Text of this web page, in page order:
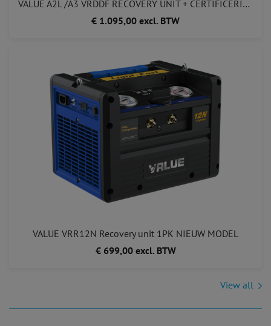
VALUE A2L /A3 VRDDF RECOVERY UNIT + CERTIFICERING BRANDBARE GASSEN + ATEX ! 1095,00
€ 1.095,00 excl. BTW
VALUE VRR12N Recovery unit 1PK NIEUW MODEL
€ 699,00 excl. BTW
View all